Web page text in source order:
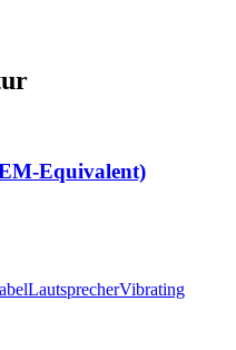
Equivalent)
LautsprecherVibrating